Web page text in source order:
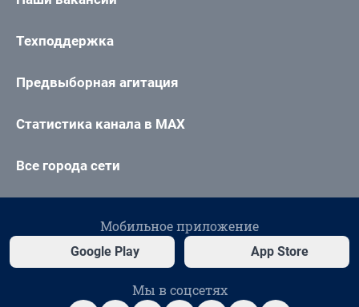
Техподдержка
Предвыборная агитация
Статистика канала в MAX
Все города сети
Мобильное приложение
Google Play App Store
Мы в соцсетях